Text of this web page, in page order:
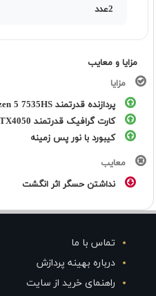
2عدد
مزایا و معایب
مزایا
پردازنده قدرتمند Ryzen 5 7535HS
کارت گرافیک قدرتمند RTX4050
کیبورد با نور پس زمینه
معایب
نداشتن حسگر اثر انگشت
تماس با ما
درباره بهینه پردازش
راهنمای خرید از سایت